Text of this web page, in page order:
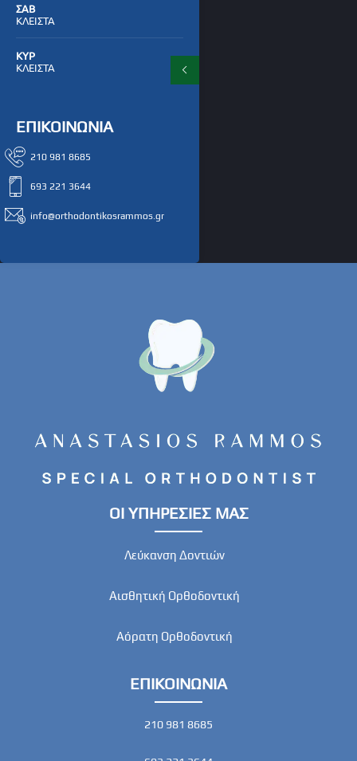
ΣΑΒ
ΚΛΕΙΣΤΑ
ΚΥΡ
ΚΛΕΙΣΤΑ
ΕΠΙΚΟΙΝΩΝΙΑ
210 981 8685
693 221 3644
info@orthodontikosrammos.gr
ΟΙ ΥΠΗΡΕΣΙΕΣ ΜΑΣ
Λεύκανση Δοντιών
Αισθητική Ορθοδοντική
Αόρατη Oρθοδοντική
ΕΠΙΚΟΙΝΩΝΙΑ
210 981 8685